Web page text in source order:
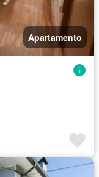
Apartamento